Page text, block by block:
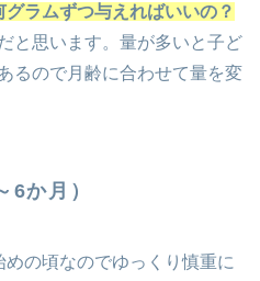
グラムずつ与えればいいの？
と思います。量が多いと子ど
るので月齢に合わせて量を変
6か月）
の頃なのでゆっくり慎重に